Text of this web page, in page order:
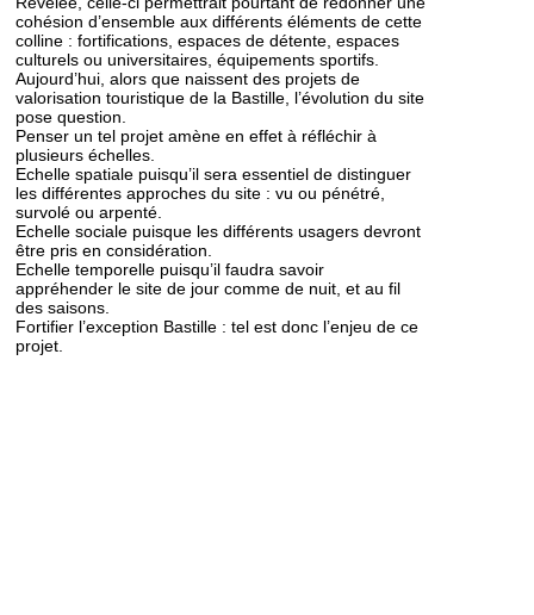
cohésion d’ensemble aux différents éléments de cette
colline : fortifications, espaces de détente, espaces
culturels ou universitaires, équipements sportifs.
Aujourd’hui, alors que naissent des projets de
valorisation touristique de la Bastille, l’évolution du site
pose question.
Penser un tel projet amène en effet à réfléchir à
plusieurs échelles.
Echelle spatiale puisqu’il sera essentiel de distinguer
les différentes approches du site : vu ou pénétré,
survolé ou arpenté.
Echelle sociale puisque les différents usagers devront
être pris en considération.
Echelle temporelle puisqu’il faudra savoir
appréhender le site de jour comme de nuit, et au fil
des saisons.
Fortifier l’exception Bastille : tel est donc l’enjeu de ce
projet.